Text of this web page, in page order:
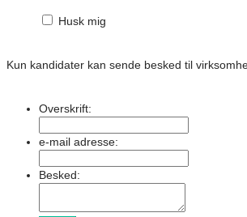
Husk mig
Kun kandidater kan sende besked til
Overskrift:
e-mail adresse:
Besked: